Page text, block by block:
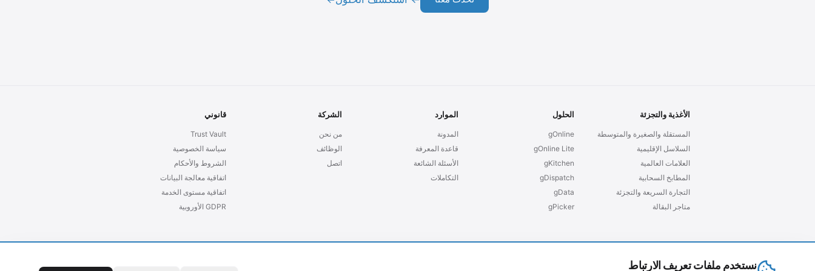
الأغذية والتجزئة
المستقلة والصغيرة والمتوسطة
السلاسل الإقليمية
العلامات العالمية
المطابخ السحابية
التجارة السريعة والتجزئة
متاجر البقالة
الحلول
gOnline
gOnline Lite
gKitchen
gDispatch
gData
gPicker
الموارد
المدونة
قاعدة المعرفة
الأسئلة الشائعة
التكاملات
الشركة
من نحن
الوظائف
اتصل
قانوني
Trust Vault
سياسة الخصوصية
الشروط والأحكام
اتفاقية معالجة البيانات
اتفاقية مستوى الخدمة
GDPR الأوروبية
نستخدم ملفات تعريف الارتباط